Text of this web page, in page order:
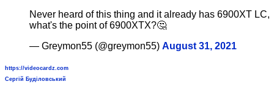
Never heard of this thing and it already has 6900XT LC,
what's the point of 6900XTX?🤔
— Greymon55 (@greymon55) August 31, 2021
https://videocardz.com
Сергій Буділовський